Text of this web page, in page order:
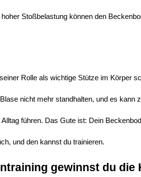
Stoßbelastung können den
Rolle als wichtige Stütze im Körper
nicht mehr standhalten, und es kann
führen. Das Gute ist: Dein
und den kannst du trainieren.
gewinnst du die